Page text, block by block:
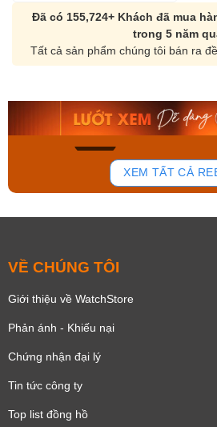
Đã có 155,724+ Khách đã mua
trong 5 năm
Tất cả sản phẩm chúng tôi bán ra
168
Orient Nam RA-
Mua ngay
XEM TẤT CẢ
VỀ CHÚNG TÔI
Giới thiệu về WatchStore
Phản ánh - Khiếu nại
Chứng nhận đại lý
Tin tức công ty
Top list đồng hồ